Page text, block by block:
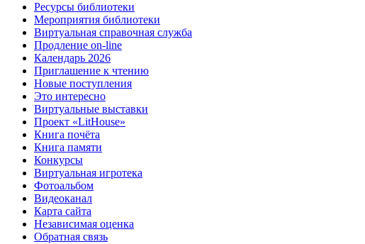
Ресурсы библиотеки
Мероприятия библиотеки
Виртуальная справочная служба
Продление on-line
Календарь 2026
Приглашение к чтению
Новые поступления
Это интересно
Виртуальные выставки
Проект «LitHouse»
Книга почёта
Книга памяти
Конкурсы
Виртуальная игротека
Фотоальбом
Видеоканал
Карта сайта
Независимая оценка
Обратная связь